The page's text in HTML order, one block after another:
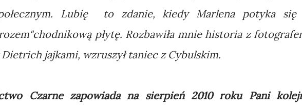
Lubię to zdanie, kiedy Marlena potyka
płytę. Rozbawiła mnie historia z
jajkami, wzruszył taniec z Cybulskim.
Czarne zapowiada na sierpień 2010 roku Pani